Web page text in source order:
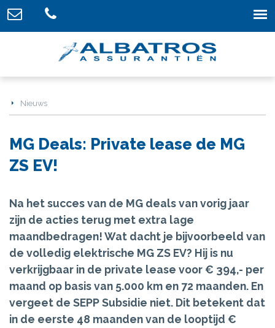
Nieuws
MG Deals: Private lease de MG
ZS EV!
Na het succes van de MG deals van vorig jaar
zijn de acties terug met extra lage
maandbedragen! Wat dacht je bijvoorbeeld van
de volledig elektrische MG ZS EV? Hij is nu
verkrijgbaar in de private lease voor € 394,- per
maand op basis van 5.000 km en 72 maanden. En
vergeet de SEPP Subsidie niet. Dit betekent dat
in de eerste 48 maanden van de looptijd €